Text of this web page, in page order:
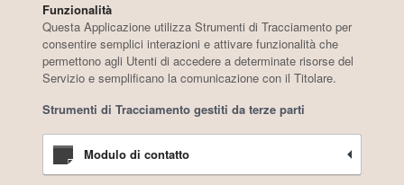
Funzionalità
Questa Applicazione utilizza Strumenti di Tracciamento per
consentire semplici interazioni e attivare funzionalità che
permettono agli Utenti di accedere a determinate risorse del
Servizio e semplificano la comunicazione con il Titolare.
Strumenti di Tracciamento gestiti da terze parti
Modulo di contatto